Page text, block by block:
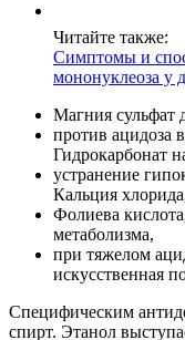
Читайте также:
Симптомы и
мононуклеоза у
Магния сульфат
против ацидоза
Гидрокарбонат
устранение
Кальция
Фолиева
метаболизма,
при тяжелом
искусственная
Специфическим
спирт. Этанол